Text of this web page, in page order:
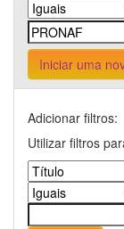
Iniciar uma
Adicionar filtros:
Utilizar filtros